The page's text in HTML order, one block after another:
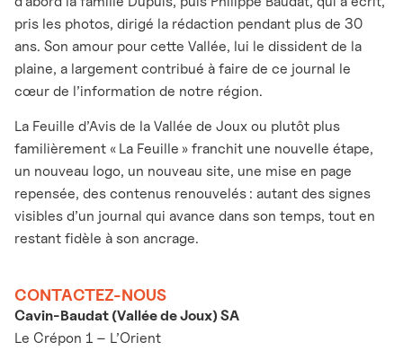
pris les photos, dirigé la rédaction pendant plus de 30
ans. Son amour pour cette Vallée, lui le dissident de la
plaine, a largement contribué à faire de ce journal le
cœur de l’information de notre région.
La Feuille d’Avis de la Vallée de Joux ou plutôt plus
familièrement « La Feuille » franchit une nouvelle étape,
un nouveau logo, un nouveau site, une mise en page
repensée, des contenus renouvelés : autant des signes
visibles d’un journal qui avance dans son temps, tout en
restant fidèle à son ancrage.
CONTACTEZ-NOUS
Cavin-Baudat (Vallée de Joux) SA
Le Crépon 1 – L’Orient